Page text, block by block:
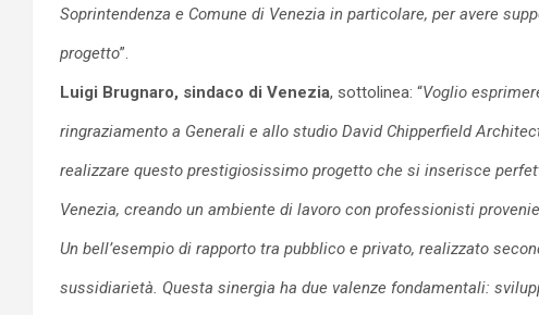
Soprintendenza e Comune di Venezia in particolare, per avere
progetto”.
Luigi Brugnaro, sindaco di Venezia, sottolinea: “Voglio
ringraziamento a Generali e allo studio David Chipperfield
realizzare questo prestigiosissimo progetto che si inserisce
Venezia, creando un ambiente di lavoro con professionisti
Un bell’esempio di rapporto tra pubblico e privato, realizzato
sussidiarietà. Questa sinergia ha due valenze fondamentali: